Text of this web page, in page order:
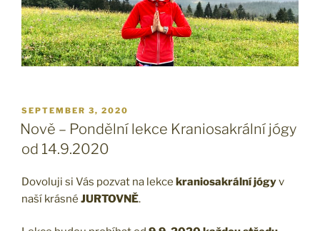
POSTED
ON
SEPTEMBER 3, 2020
Nově – Pondělní lekce Kraniosakrální jógy
od 14.9.2020
Dovoluji si Vás pozvat na lekce kraniosakrální jógyv
naší krásné JURTOVNĚ.